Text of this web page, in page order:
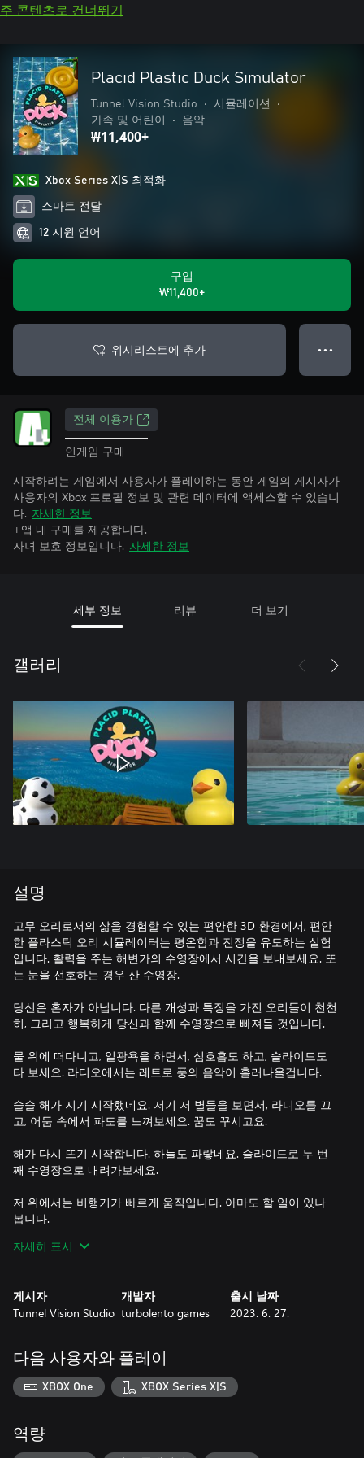
주 콘텐츠로 건너뛰기
Placid Plastic Duck Simulator
Tunnel Vision Studio • 시뮬레이션
•
가족 및 어린이
• 음악
₩11,400+
Xbox Series X|S 최적화
스마트 전달
12 지원 언어
구입
₩11,400+
위시리스트에 추가 ● ● ●
전체 이용가
인게임 구매
시작하려는 게임에서 사용자가 플레이하는 동안 게임의 게시자가
사용자의 Xbox 프로필 정보 및 관련 데이터에 액세스할 수 있습니
다. 자세한 정보
+앱 내 구매를 제공합니다.
자녀 보호 정보입니다. 자세한 정보
세부 정보 리뷰 더 보기
갤러리
설명
고무 오리로서의 삶을 경험할 수 있는 편안한 3D 환경에서, 편안
한 플라스틱 오리 시뮬레이터는 평온함과 진정을 유도하는 실험
입니다. 활력을 주는 해변가의 수영장에서 시간을 보내보세요. 또
는 눈을 선호하는 경우 산 수영장.
당신은 혼자가 아닙니다. 다른 개성과 특징을 가진 오리들이 천천
히, 그리고 행복하게 당신과 함께 수영장으로 빠져들 것입니다.
물 위에 떠다니고, 일광욕을 하면서, 심호흡도 하고, 슬라이드도
타 보세요. 라디오에서는 레트로 풍의 음악이 흘러나올겁니다.
슬슬 해가 지기 시작했네요. 저기 저 별들을 보면서, 라디오를 끄
고, 어둠 속에서 파도를 느껴보세요. 꿈도 꾸시고요.
해가 다시 뜨기 시작합니다. 하늘도 파랗네요. 슬라이드로 두 번
째 수영장으로 내려가보세요.
저 위에서는 비행기가 빠르게 움직입니다. 아마도 할 일이 있나
봅니다.
당신은 아니지만요.
모든 게 다 괜찮아질 겁니다.
자세히 표시
게시자
Tunnel Vision Studio
개발자
turbolento games
출시 날짜
2023. 6. 27.
다음 사용자와 플레이
XBOX One XBOX Series X|S
역량